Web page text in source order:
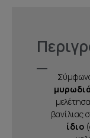
Σύμφωνα
βανίλιας
ίδιο